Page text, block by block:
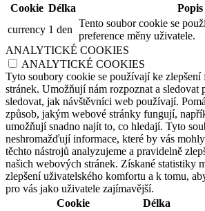
Cookie Délka
Popis
currency 1 den
Tento soubor cookie se
preference měny uživatele.
ANALYTICKÉ COOKIES
ANALYTICKÉ COOKIES
Tyto soubory cookie se používají ke
stránek. Umožňují nám rozpoznat a sledovat
sledovat, jak návštěvníci web používají.
způsob, jakým webové stránky fungují,
umožňují snadno najít to, co hledají. Tyto
neshromažďují informace, které by vás
těchto nástrojů analyzujeme a pravidelně
našich webových stránek. Získané statistiky
zlepšení uživatelského komfortu a k tomu,
pro vás jako uživatele zajímavější.
Cookie
Délka